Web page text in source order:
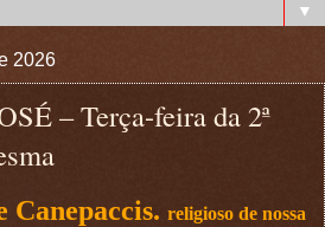
▼
2026
– Terça-feira da 2ª
Canepaccis. religioso de nossa